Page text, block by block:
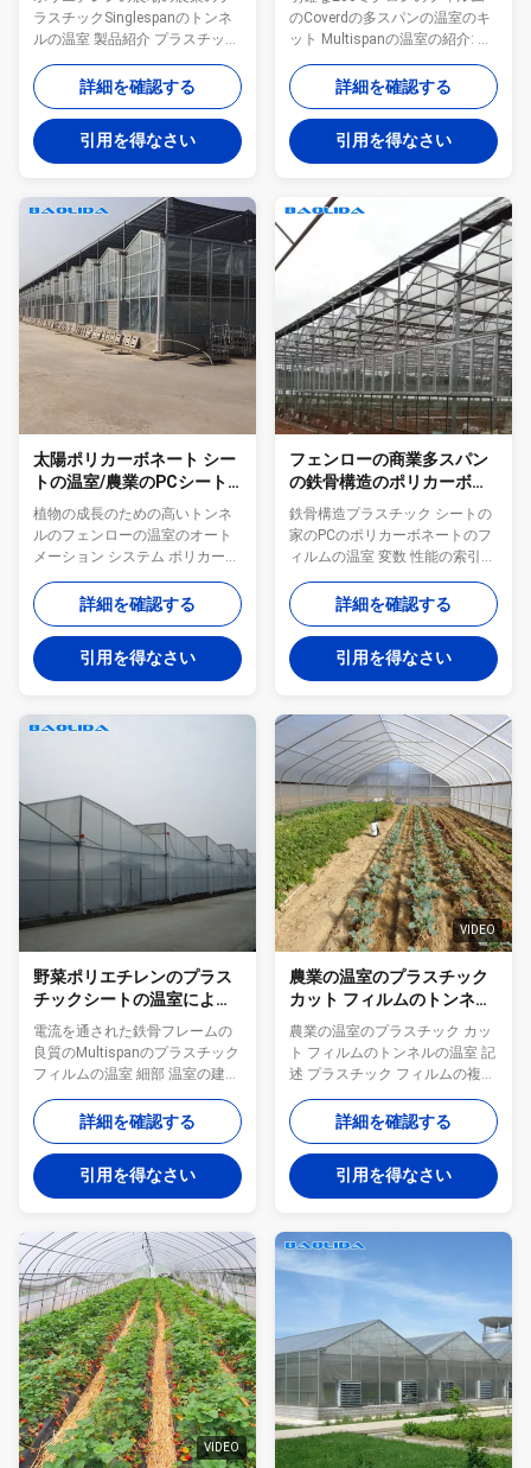
ト
ラスチックSinglespanのトンネ
ルの温室 製品紹介 プラスチック
フィルムのトンネルは野菜およ
び他の経済的な穀物を植え、効
果的に自然災害を防ぎ、そして
単位面積ごとの生産そして収入
を改善するために適している。
それは熱いすくいから電流を通
単層の管に成っている。フレー
ムの構造は簡単、取付け安く易
い。気候条件によってよい換気
および冷却装置を提供すること
を、通常手動巻く装置が装備す
る。それは1つ以上のモジュール
で構成され、容易な移動および
取付けのために具体的な足底を
要求しない一連の電気版の円柱
管のアーチがある。その形は屋
内空気を収容し、雨およ...
詳細を確認する
引用を得なさい
のCoverdの多スパンの温室のキ
ット Multispanの温室の紹介: 植
物成長のために不適当である植
物では、それは成長する期間お
よび増加の収穫を作り出すこと
ができる。それは植物の耕作ま
たは低温の季節の温度を愛する
野菜、花および木の実生植物の
た屋根材料、照明材料、熱する
形態および条件によって異なっ
たタイプにポリカーボネート
箱、箱のような分けることがで
きる多くのタイプの箱がある、;
簡単な箱、複数の期間箱;単一屋
根を付けられた箱;熱された箱、
non-heated箱、等。小箱の構造
は熱的に密封され、絶縁される
また換気および冷却のために適
しな...
詳細を確認する
引用を得なさい
太陽ポリカーボネート シー
トの温室/農業のPCシート
の温室
植物の成長のための高いトンネ
ルのフェンローの温室のオート
メーション システム ポリカーボ
ネートの温室シート PCシート
Polycarbonateシートの温室は高
い透明物、ライト級選手、anti-
aging熱絶縁材anti-noise、耐衝
撃性抑制炎の特徴のコーティン
グに紫外線を-等適用した。そし
用する 鉄骨構造。 いいえ 項目
いトンネルのフェンローの温室
のオートメーション システム ポ
リカーボネートの温室シート 2
鉄骨構造 Hot-galvanized鋼管 は
い 3 カバー ポリカー...
詳細を確認する
引用を得なさい
フェンローの商業多スパン
の鉄骨構造のポリカーボネ
ート シートの温室
鉄骨構造プラスチック シートの
家のPCのポリカーボネートのフ
ィルムの温室 変数 性能の索引
構造材料 熱いすくいは鋼鉄に電
流を通した スパンの間隔 8m、
9m、9.6m、12m 風負荷
0.35kn/m2 雪の負荷 0.45kn/m2
雨落下 120mm/h 保証 10years
製品の説明 一種の経済的な温室
温室。それは優美なカーブの形
態および安価のユーザーによっ
て歓迎される。それに美しい出
現、流暢な視覚、適度な構造が
あり、良い業績はのための温度
を保つ。それは比較的低い製造
原価のために経済的な温室であ
る。それは世界のほとんどの区
域で適用することができる。
二...
詳細を確認する
引用を得なさい
野菜ポリエチレンのプラス
チックシートの温室によっ
て電流を通される鉄骨フレ
ーム
電流を通された鉄骨フレームの
良質のMultispanのプラスチック
フィルムの温室 細部 温室の建物
接続するために接続される
multispan/溝/溝の関係/溝鉄骨
構造 表紙材料 ポリカーボネート
シート/ポリカーボネートのパネ
ル/ポリカーボネート板/日光板/
日光シート/日光のパネル スパン
コラムの間隔 4m;8m;利用できる
12m 温室の換気 屋根の窓
ventilation+sideの窓
ventilation+wetカーテンおよび
ファン 温室の陰影 内部の利用で
きる陰影および外の陰影 温室の
暖房 ヒート パイプが付いている
ガス ボイラーか熱湯ボ...
詳細を確認する
引用を得なさい
VIDEO
農業の温室のプラスチック
カット フィルムのトンネル
の単一のスパンの安い温室
農業の温室のプラスチック カッ
ト フィルムのトンネルの温室 記
述 プラスチック フィルムの複数
のトンネルの温室は簡単であ
り、耕作または育成ののための
実用的な装置組み立てることは
容易使用すること便利である。
トンネルの温室は野菜、フルー
ツおよび花の耕作で広く利用さ
力を上げ、自然災害に抵抗する
適した照明、湿気および温度の
状態を提供できる。それは準備
先または後方に持って来ること
ができ、準備および要求の否定
を送る。 細部 本体 熱い電流を
通された鋼管 表紙材料 POのフ
ィルム 表紙材料の寿命 3-5年 コ
ラムの形 長方形 スパン
8m/9m/10m/12m コラム間の幅
4...
詳細を確認する
引用を得なさい
VIDEO